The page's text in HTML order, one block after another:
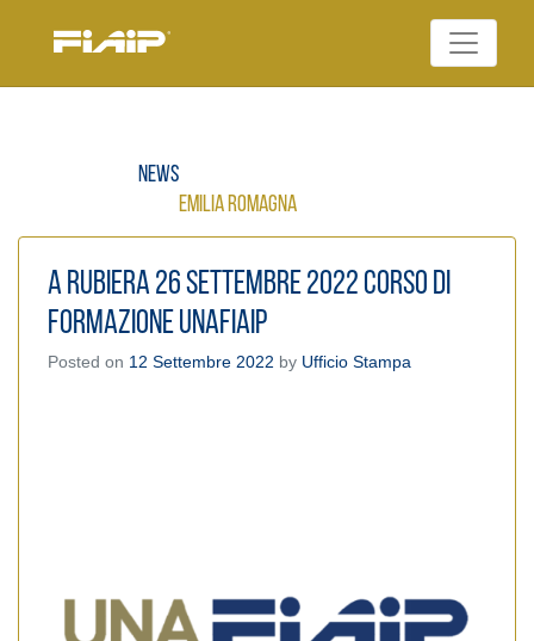
Federazione Italiana
News
Emilia Romagna
A Rubiera 26 settembre 2022 corso di
formazione UnaFIAIP
Posted on 12 Settembre 2022 by Ufficio Stampa